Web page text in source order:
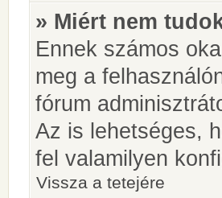
» Miért nem
Ennek számos
meg a
fórum
Az is lehetséges,
fel valamilyen
Vissza a tetejére